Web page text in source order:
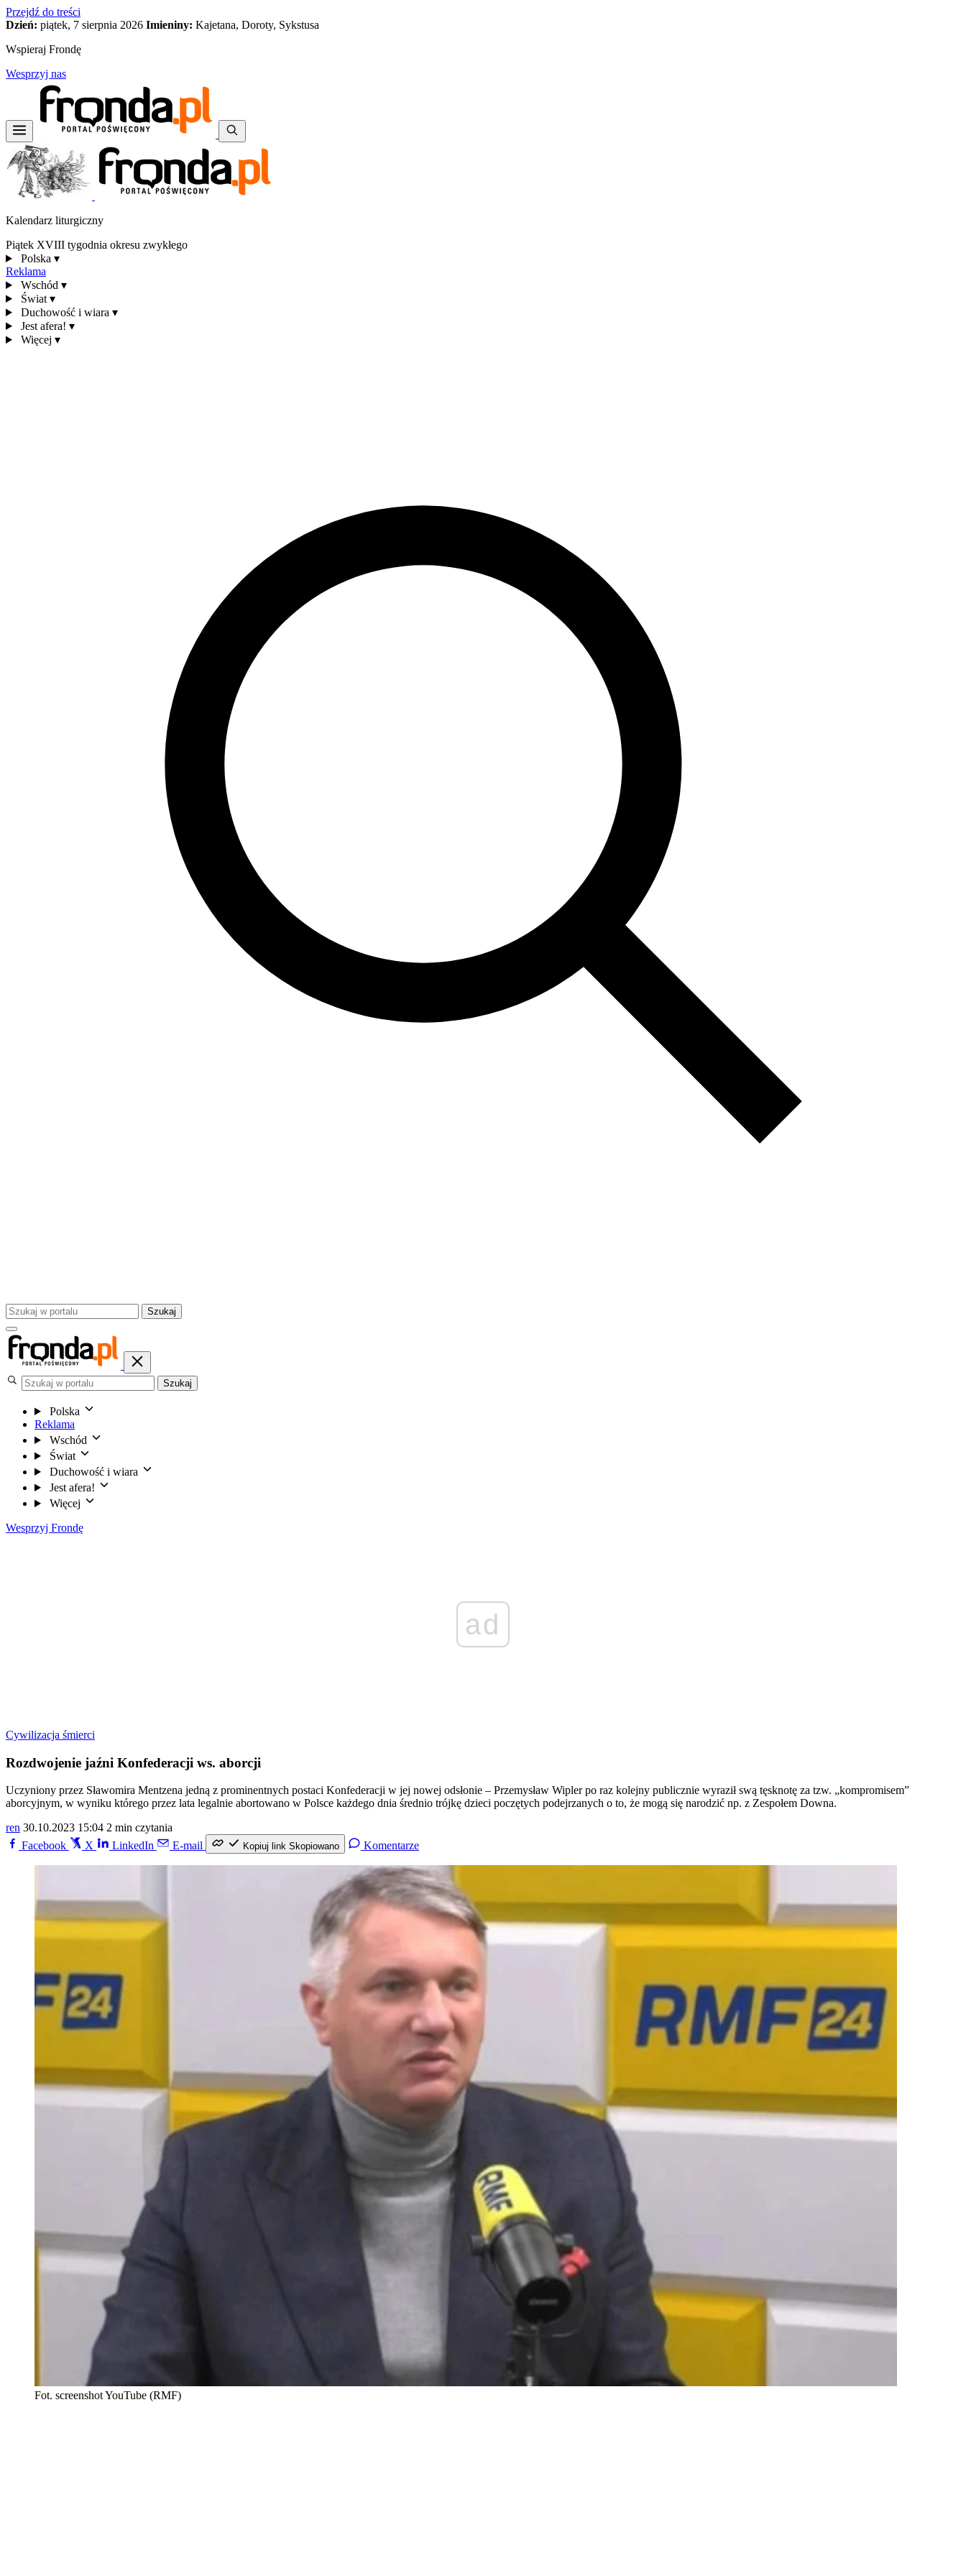
Przejdź do treści
Dzień: piątek, 7 sierpnia 2026 Imieniny: Kajetana, Doroty, Sykstusa
Wspieraj Frondę
Wesprzyj nas
Kalendarz liturgiczny
Piątek XVIII tygodnia okresu zwykłego
Polska ▾
Reklama
Wschód ▾
Świat ▾
Duchowość i wiara ▾
Jest afera! ▾
Więcej ▾
Szukaj
Szukaj
Polska
Reklama
Wschód
Świat
Duchowość i wiara
Jest afera!
Więcej
Wesprzyj Frondę
ad
Cywilizacja śmierci
Rozdwojenie jaźni Konfederacji ws. aborcji
Uczyniony przez Sławomira Mentzena jedną z prominentnych postaci Konfederacji w jej nowej odsłonie – Przemysław Wipler po raz kolejny publicznie wyraził swą tęsknotę za tzw. „kompromisem”
aborcyjnym, w wyniku którego przez lata legalnie abortowano w Polsce każdego dnia średnio trójkę dzieci poczętych podejrzanych o to, że mogą się narodzić np. z Zespołem Downa.
ren 30.10.2023 15:04 2 min czytania
Facebook
X LinkedIn E-mail Kopiuj link Skopiowano Komentarze
Fot. screenshot YouTube (RMF)